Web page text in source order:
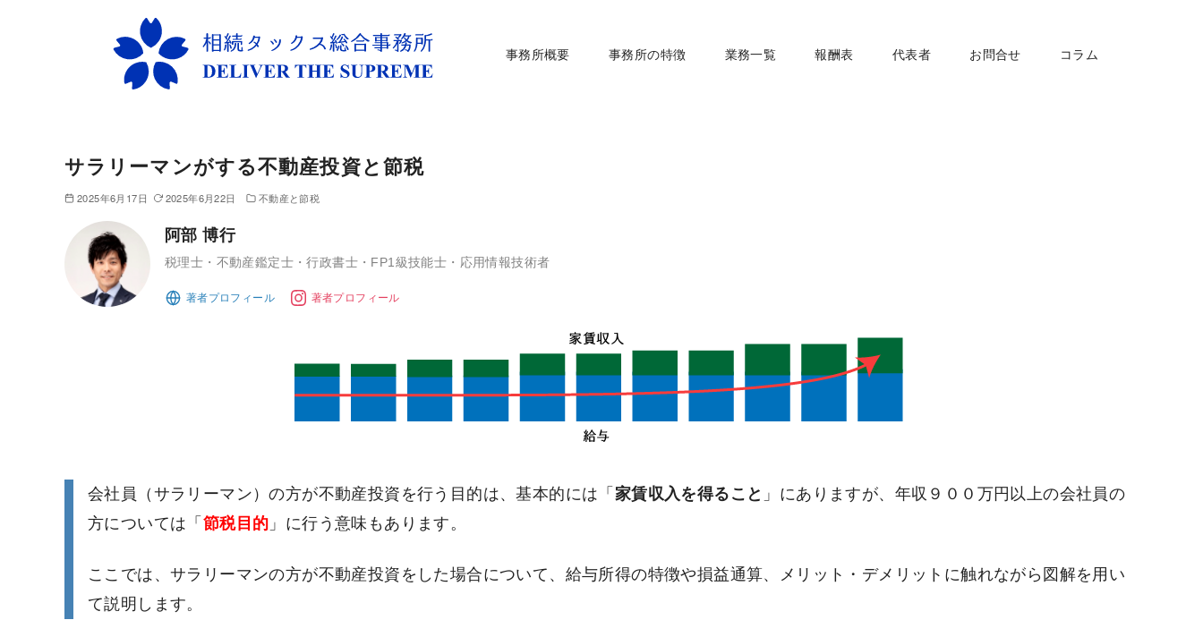
事務所概要 事務所の特徴 業務一覧 報酬表 代表者 お問合せ コラム
サラリーマンがする不動産投資と節税
2025年6月17日 2025年6月22日 不動産と節税
阿部 博行
税理士・不動産鑑定士・行政書士・FP1級技能士・応用情報技術者
会社員（サラリーマン）の方が不動産投資を行う目的は、基本的には「 家賃収入を得ること 」にありますが、年収９００万円以上の会社員の
方については「 節税目的 」に行う意味もあります。
ここでは、サラリーマンの方が不動産投資をした場合について、給与所得の特徴や損益通算、メリット・デメリットに触れながら図解を用い
て説明します。